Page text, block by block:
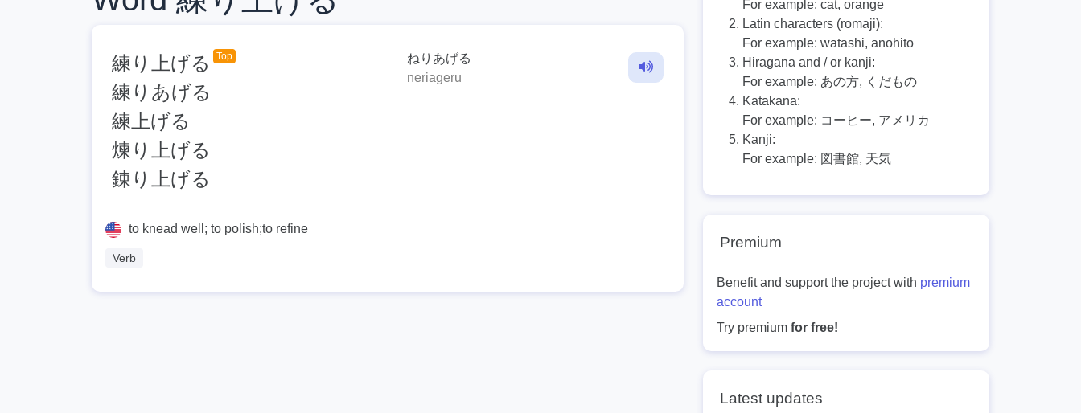
練り上げる Top
練りあげる
練上げる
煉り上げる
錬り上げる
ねりあげる
neriageru
to knead well; to polish;to refine
Verb
For example: cat, orange
Latin characters (romaji):
For example: watashi, anohito
Hiragana and / or kanji:
For example: あの方, くだもの
Katakana:
For example: コーヒー, アメリカ
Kanji:
For example: 図書館, 天気
Premium
Benefit and support the project with premium
account
Try premium for free!
Latest updates